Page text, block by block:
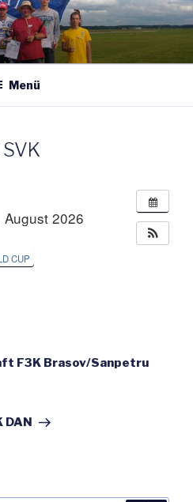
Menü
2026
CUP
F3K Brasov/Sanpetru